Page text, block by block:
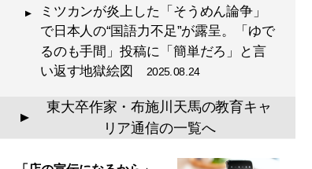
ミツカンが炎上した「そうめん論争」
で日本人の“国語力不足”が露呈。「ゆで
るのも手間」投稿に「簡単だろ」と言
い返す地獄絵図 2025.08.24
▲
東大卒作家・布施川天馬の教育キャ
リア通信の一覧へ